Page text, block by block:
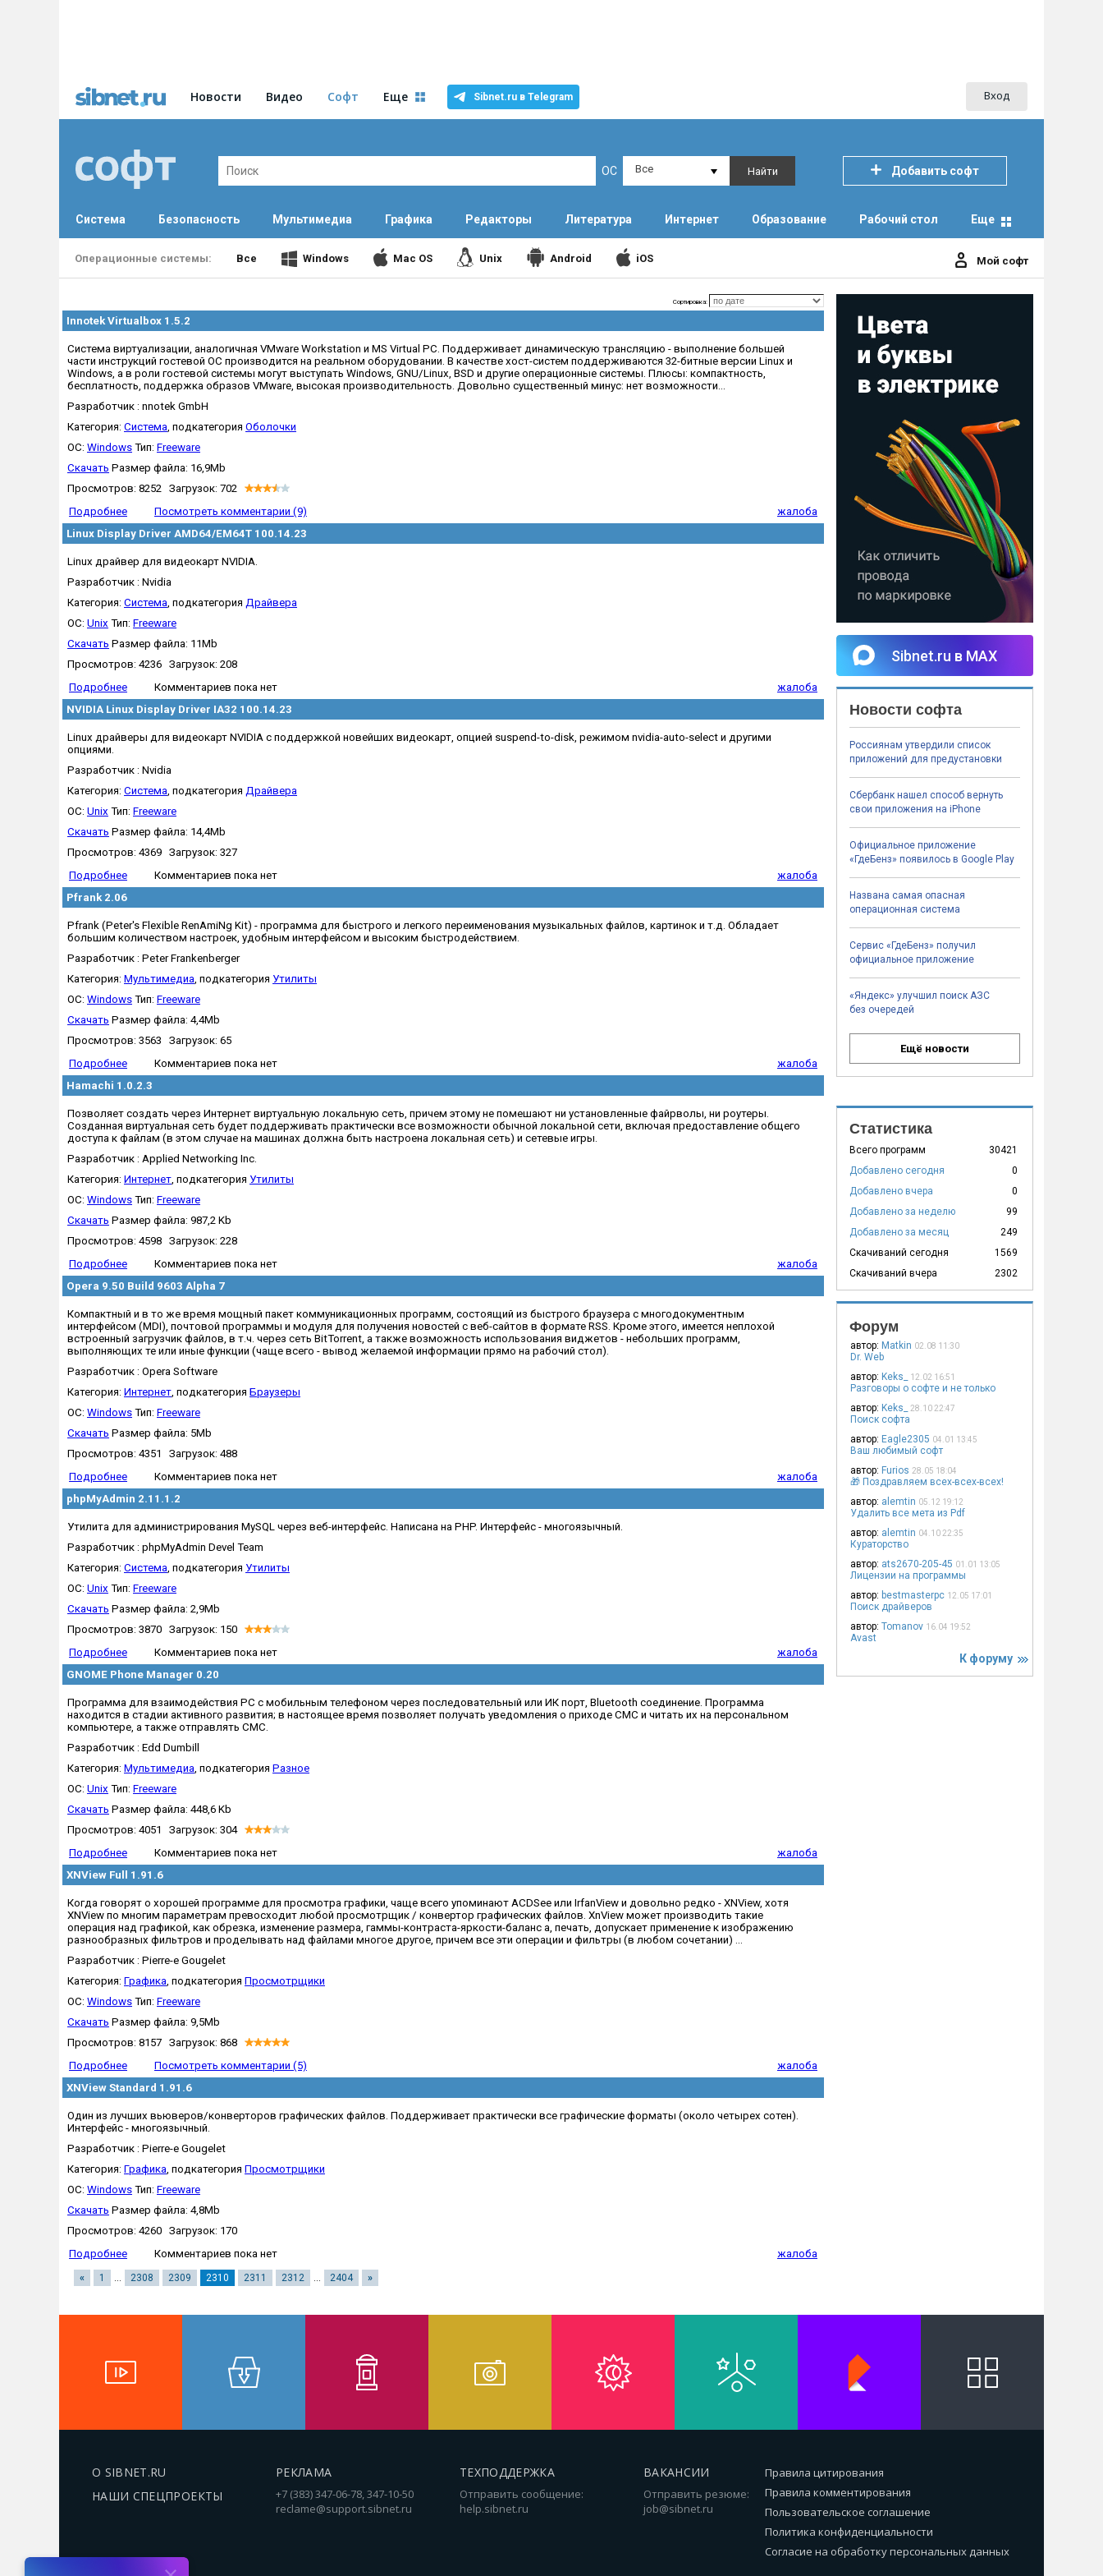
Новости Видео Софт Еще Sibnet.ru в Telegram Вход
ОС Все Найти Добавить софт
Система Безопасность Мультимедиа Графика Редакторы Литература Интернет Образование Рабочий стол Еще
Все Windows Mac OS Unix Android iOS Мой софт
Сортировка:
Innotek Virtualbox 1.5.2
Cистема виртуализации, аналогичная VMware Workstation и MS Virtual PC. Поддерживает динамическую трансляцию - выполнение большей
части инструкций гостевой ОС производится на реальном оборудовании. В качестве хост-систем поддерживаются 32-битные версии Linux и
Windows, а в роли гостевой системы могут выступать Windows, GNU/Linux, BSD и другие операционные системы. Плюсы: компактность,
бесплатность, поддержка образов VMware, высокая производительность. Довольно существенный минус: нет возможности...
Разработчик : nnotek GmbH
Категория: Система, подкатегория Оболочки
OC: Windows Тип: Freeware
Скачать Размер файла: 16,9Mb
Просмотров: 8252 Загрузок: 702
Подробнее
Посмотреть комментарии (9)
жалоба
Linux Display Driver AMD64/EM64T 100.14.23
Linux драйвер для видеокарт NVIDIA.
Разработчик : Nvidia
Категория: Система, подкатегория Драйвера
OC: Unix Тип: Freeware
Скачать Размер файла: 11Mb
Просмотров: 4236 Загрузок: 208
Подробнее
Комментариев пока нет
жалоба
NVIDIA Linux Display Driver IA32 100.14.23
Linux драйверы для видеокарт NVIDIA с поддержкой новейших видеокарт, опцией suspend-to-disk, режимом nvidia-auto-select и другими
опциями.
Разработчик : Nvidia
Категория: Система, подкатегория Драйвера
OC: Unix Тип: Freeware
Скачать Размер файла: 14,4Mb
Просмотров: 4369 Загрузок: 327
Подробнее
Комментариев пока нет
жалоба
Pfrank 2.06
Pfrank (Peter's Flexible RenAmiNg Kit) - программа для быстрого и легкого переименования музыкальных файлов, картинок и т.д. Обладает
большим количеством настроек, удобным интерфейсом и высоким быстродействием.
Разработчик : Peter Frankenberger
Категория: Мультимедиа, подкатегория Утилиты
OC: Windows Тип: Freeware
Скачать Размер файла: 4,4Mb
Просмотров: 3563 Загрузок: 65
Подробнее
Комментариев пока нет
жалоба
Hamachi 1.0.2.3
Позволяет создать через Интернет виртуальную локальную сеть, причем этому не помешают ни установленные файрволы, ни роутеры.
Созданная виртуальная сеть будет поддерживать практически все возможности обычной локальной сети, включая предоставление общего
доступа к файлам (в этом случае на машинах должна быть настроена локальная сеть) и сетевые игры.
Разработчик : Applied Networking Inc.
Категория: Интернет, подкатегория Утилиты
OC: Windows Тип: Freeware
Скачать Размер файла: 987,2 Kb
Просмотров: 4598 Загрузок: 228
Подробнее
Комментариев пока нет
жалоба
Opera 9.50 Build 9603 Alpha 7
Компактный и в то же время мощный пакет коммуникационных программ, состоящий из быстрого браузера с многодокументным
интерфейсом (MDI), почтовой программы и модуля для получения новостей с веб-сайтов в формате RSS. Кроме этого, имеется неплохой
встроенный загрузчик файлов, в т.ч. через сеть BitTorrent, а также возможность использования виджетов - небольших программ,
выполняющих те или иные функции (чаще всего - вывод желаемой информации прямо на рабочий стол).
Разработчик : Opera Software
Категория: Интернет, подкатегория Браузеры
OC: Windows Тип: Freeware
Скачать Размер файла: 5Mb
Просмотров: 4351 Загрузок: 488
Подробнее
Комментариев пока нет
жалоба
phpMyAdmin 2.11.1.2
Утилита для администрирования MySQL через веб-интерфейс. Написана на PHP. Интерфейс - многоязычный.
Разработчик : phpMyAdmin Devel Team
Категория: Система, подкатегория Утилиты
OC: Unix Тип: Freeware
Скачать Размер файла: 2,9Mb
Просмотров: 3870 Загрузок: 150
Подробнее
Комментариев пока нет
жалоба
GNOME Phone Manager 0.20
Программа для взаимодействия PC с мобильным телефоном через последовательный или ИК порт, Bluetooth соединение. Программа
находится в стадии активного развития; в настоящее время позволяет получать уведомления о приходе СМС и читать их на персональном
компьютере, а также отправлять СМС.
Разработчик : Edd Dumbill
Категория: Мультимедиа, подкатегория Разное
OC: Unix Тип: Freeware
Скачать Размер файла: 448,6 Kb
Просмотров: 4051 Загрузок: 304
Подробнее
Комментариев пока нет
жалоба
XNView Full 1.91.6
Когда говорят о хорошей программе для просмотра графики, чаще всего упоминают ACDSee или IrfanView и довольно редко - XNView, хотя
XNView по многим параметрам превосходит любой просмотрщик / конвертор графических файлов. XnView может производить такие
операция над графикой, как обрезка, изменение размера, гаммы-контраста-яркости-баланс а, печать, допускает применение к изображению
разнообразных фильтров и проделывать над файлами многое другое, причем все эти операции и фильтры (в любом сочетании) ...
Разработчик : Pierre-e Gougelet
Категория: Графика, подкатегория Просмотрщики
OC: Windows Тип: Freeware
Скачать Размер файла: 9,5Mb
Просмотров: 8157 Загрузок: 868
Подробнее
Посмотреть комментарии (5)
жалоба
XNView Standard 1.91.6
Один из лучших вьюверов/конверторов графических файлов. Поддерживает практически все графические форматы (около четырех сотен).
Интерфейс - многоязычный.
Разработчик : Pierre-e Gougelet
Категория: Графика, подкатегория Просмотрщики
OC: Windows Тип: Freeware
Скачать Размер файла: 4,8Mb
Просмотров: 4260 Загрузок: 170
Подробнее
Комментариев пока нет жалоба
« 1 ... 2308 2309 2310 2311 2312 ... 2404 »
Sibnet.ru в MAX
Новости софта
Россиянам утвердили список
приложений для предустановки
Сбербанк нашел способ вернуть
свои приложения на iPhone
Официальное приложение
«ГдеБенз» появилось в Google Play
Названа самая опасная
операционная система
Сервис «ГдеБенз» получил
официальное приложение
«Яндекс» улучшил поиск АЗС
без очередей
Ещё новости
Статистика
Всего программ
30421
Добавлено сегодня
0
Добавлено вчера
0
Добавлено за неделю
99
Добавлено за месяц
249
Скачиваний сегодня
1569
Скачиваний вчера
2302
Форум
автор: Matkin 02.08 11:30
Dr. Web
автор: Keks_ 12.02 16:51
Разговоры о софте и не только
автор: Keks_ 28.10 22:47
Поиск софта
автор: Eagle2305 04.01 13:45
Ваш любимый софт
автор: Furios 28.05 18:04
🎁 Поздравляем всех-всех-всех!
автор: alemtin 05.12 19:12
Удалить все мета из Pdf
автор: alemtin 04.10 22:35
Кураторство
автор: ats2670-205-45 01.01 13:05
Лицензии на программы
автор: bestmasterpc 12.05 17:01
Поиск драйверов
автор: Tomanov 16.04 19:52
Avast
К форуму
О SIBNET.RU
НАШИ СПЕЦПРОЕКТЫ
РЕКЛАМА
+7 (383) 347-06-78, 347-10-50
reclame@support.sibnet.ru
ТЕХПОДДЕРЖКА
Отправить сообщение:
help.sibnet.ru
ВАКАНСИИ
Отправить резюме:
job@sibnet.ru
Правила цитирования
Правила комментирования
Пользовательское соглашение
Политика конфиденциальности
Согласие на обработку персональных данных